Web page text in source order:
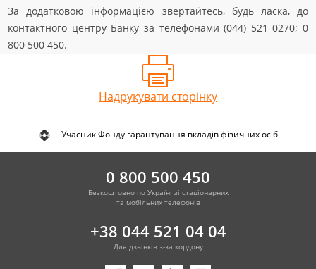
За додатковою інформацією звертайтесь, будь ласка, до
контактного центру Банку за телефонами (044) 521 0270; 0
800 500 450.
Надрукувати сторінку
Учасник Фонду гарантування вкладів фізичних осіб
0 800 500 450
Безкоштовно по Україні зі стаціонарних
та мобільних телефонів
+38 044 521 04 04
Для дзвінків з-за кордону